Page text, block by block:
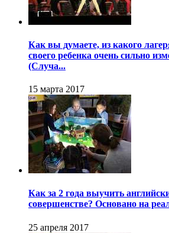
Как вы думаете, из какого
своего ребенка очень сильно
(Случа...
15 марта 2017
Как за 2 года выучить
совершенстве? Основано на
25 апреля 2017